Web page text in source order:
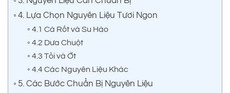
4. Lựa Chọn Nguyên Liệu Tươi Ngon
4.1 Cà Rốt và Su Hào
4.2 Dưa Chuột
4.3 Tỏi và Ớt
4.4 Các Nguyên Liệu Khác
5. Các Bước Chuẩn Bị Nguyên Liệu